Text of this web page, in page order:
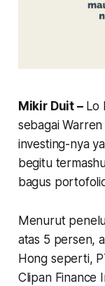
Mikir Duit – Lo
sebagai
investing-nya
begitu
bagus
Menurut
atas 5 persen,
Hong seperti,
Clipan Finance